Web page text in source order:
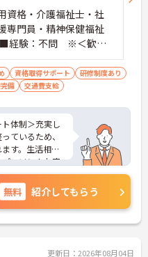
資格・介護福祉士・社
専門員・精神保健福祉
経験：不問 ※＜歓迎
経験
資格取得サポート
研修制度あり
備 交通費支給
体制＞充実し
ているため、
す。生活相談
ーソン！お客
自身の人間性
です。
軟な働き方＞
に合わせた働
っており、長
無料 紹介してもらう
更新日：2026年08月04日